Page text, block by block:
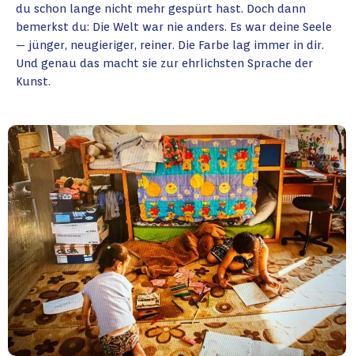
du schon lange nicht mehr gespürt hast. Doch dann
bemerkst du: Die Welt war nie anders. Es war deine Seele
— jünger, neugieriger, reiner. Die Farbe lag immer in dir.
Und genau das macht sie zur ehrlichsten Sprache der
Kunst.